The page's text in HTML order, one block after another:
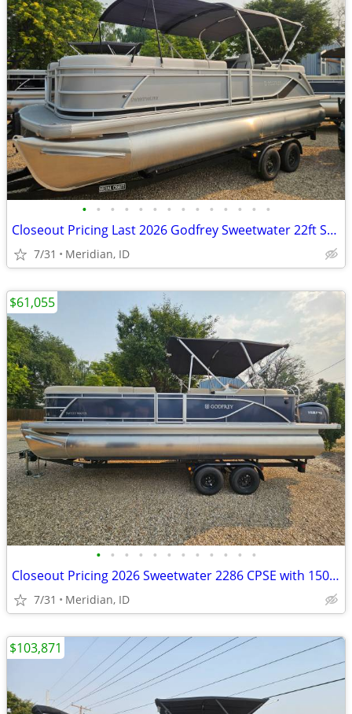
• • • • • • • • • • • • • •
Closeout Pricing Last 2026 Godfrey Sweetwater 22ft Split Bench 150hp
7/31 Meridian, ID
• • • • • • • • • • • •
Closeout Pricing 2026 Sweetwater 2286 CPSE with 150hp
7/31 Meridian, ID
$61,055
$103,871